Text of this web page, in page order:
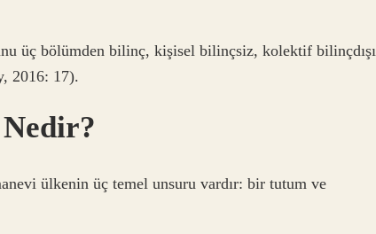
üç bölümden bilinç, kişisel bilinçsiz, kolektif bilinçdışı
2016: 17).
ülkenin üç temel unsuru vardır: bir tutum ve